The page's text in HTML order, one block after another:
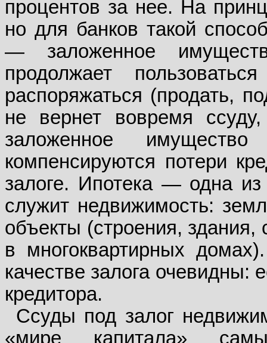
процентов за нее. На
но для банков такой
— заложенное
продолжает
распоряжаться (продать,
не вернет вовремя
заложенное
компенсируются потери
залоге. Ипотека — одна из
служит недвижимость:
объекты (строения,
в многоквартирных
качестве залога очевидны:
кредитора.
Ссуды под залог
«мире капитала»